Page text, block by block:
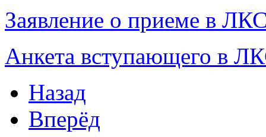
Заявление о приеме в
Анкета вступающего в
Назад
Вперёд